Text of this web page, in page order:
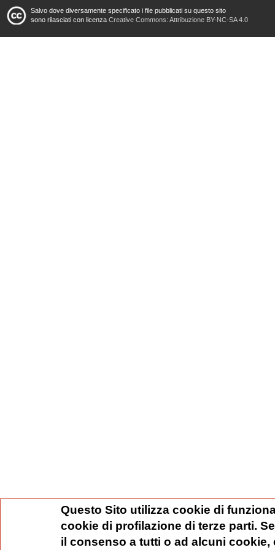
Salvo dove diversamente specificato i file pubblicati su questo sito
sono rilasciati con licenza Creative Commons: Attribuzione BY-NC-SA 4.0
Questo Sito utilizza cookie di
cookie di profilazione di terze parti.
il consenso a tutti o ad alcuni